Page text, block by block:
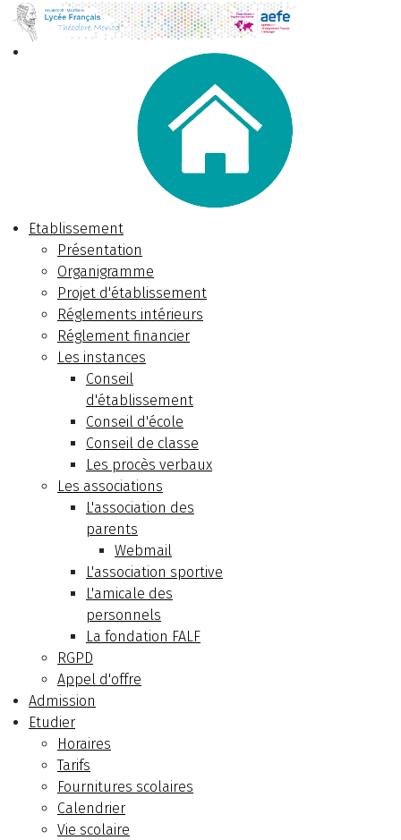
Etablissement
Présentation
Organigramme
Projet d'établissement
Réglements intérieurs
Réglement financier
Les instances
Conseil
d'établissement
Conseil d'école
Conseil de classe
Les procès verbaux
Les associations
L'association des
parents
Webmail
L'association sportive
L'amicale des
personnels
La fondation FALF
RGPD
Appel d'offre
Admission
Etudier
Horaires
Tarifs
Fournitures scolaires
Calendrier
Vie scolaire